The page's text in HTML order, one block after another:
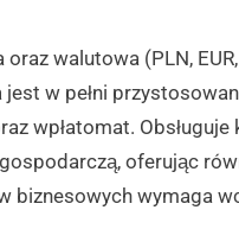
walutowa (PLN, EUR,
w pełni
wpłatomat. Obsługuje
oferując
biznesowych wymaga